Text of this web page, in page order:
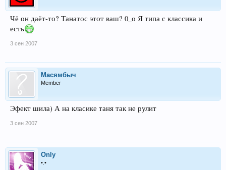
Чё он даёт-то? Танатос этот ваш? 0_о Я типа с классика и
есть
3 сен 2007
Масямбыч
Member
Эфект шила) А на класике таня так не рулит
3 сен 2007
Only
•.•